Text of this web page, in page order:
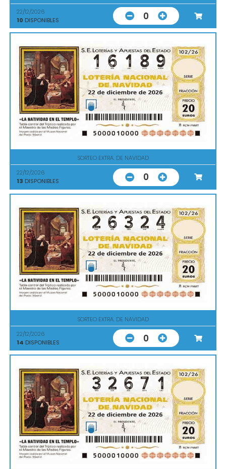
22/12/2026
10 DISPONIBLES 0
SORTEO EXTRA. DE NAVIDAD
22/12/2026
13 DISPONIBLES 0
SORTEO EXTRA. DE NAVIDAD
22/12/2026
14 DISPONIBLES 0